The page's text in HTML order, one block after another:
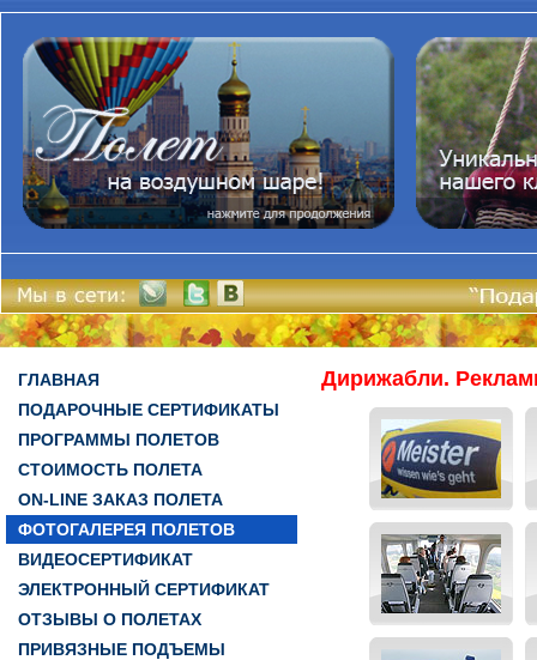
ГЛАВНАЯ
ПОДАРОЧНЫЕ СЕРТИФИКАТЫ
ПРОГРАММЫ ПОЛЕТОВ
СТОИМОСТЬ ПОЛЕТА
ON-LINE ЗАКАЗ ПОЛЕТА
ФОТОГАЛЕРЕЯ ПОЛЕТОВ
ВИДЕОСЕРТИФИКАТ
ЭЛЕКТРОННЫЙ СЕРТИФИКАТ
ОТЗЫВЫ О ПОЛЕТАХ
ПРИВЯЗНЫЕ ПОДЪЕМЫ
Дирижабли.